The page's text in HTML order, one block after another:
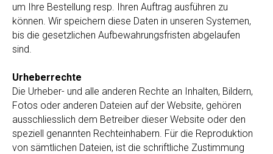
um Ihre Bestellung resp. Ihren Auftrag ausführen zu
können. Wir speichern diese Daten in unseren Systemen,
bis die gesetzlichen Aufbewahrungsfristen abgelaufen
sind.
Urheberrechte
Die Urheber- und alle anderen Rechte an Inhalten, Bildern,
Fotos oder anderen Dateien auf der Website, gehören
ausschliesslich dem Betreiber dieser Website oder den
speziell genannten Rechteinhabern. Für die Reproduktion
von sämtlichen Dateien, ist die schriftliche Zustimmung